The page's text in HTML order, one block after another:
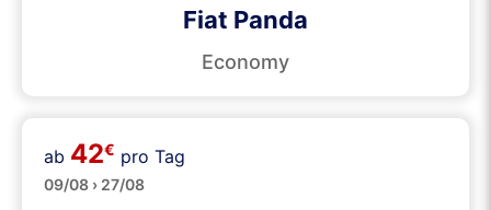
Fiat Panda
Economy
Klein
ab 42€ pro Tag
09/08 › 27/08